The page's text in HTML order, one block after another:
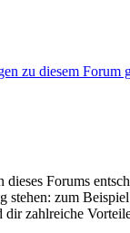
zu diesem Forum
Forums
zum
zahlreiche